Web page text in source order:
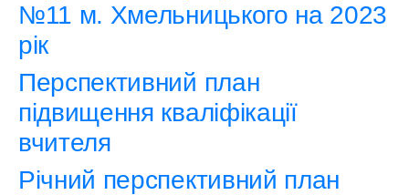
№11 м. Хмельницького на 2023
рік
Перспективний план
підвищення кваліфікації
вчителя
Річний перспективний план